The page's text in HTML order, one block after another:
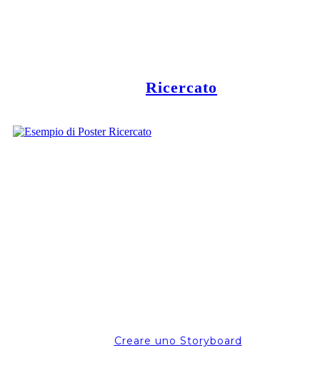
Ricercato
Creare uno Storyboard